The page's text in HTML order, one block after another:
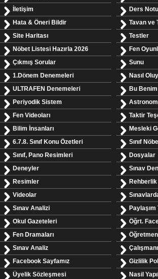
İletişim
Hata & Öneri Bildir
Site Haritası
Nöbet Listesi Hazırla 2026
Çıkmış Sorular
1.Dönem Denemeleri
ULTRAFEN Denemeleri
Periyodik Sistem
Fen Videoları
Bilim İnsanları
6.7.8. Sınıf Konu Özetleri
Sınıf, Pano Resimleri
Deneyler
Resimler
Videolar
Sınav Analizi
Okul Gazeteleri
Fen Dramaları
Sınav Analiz
Facebook Sayfamız
Üyelik Sözleşmesi
Ders
Tavan ve
Testler
Fen
Sunu
Nasıl
Bu
Taktir
Mesleki
Sınıf
Dosyalar
Sınav
Rehberlik
Paylaşım
Öğrt.
Gizlilik
Nasil